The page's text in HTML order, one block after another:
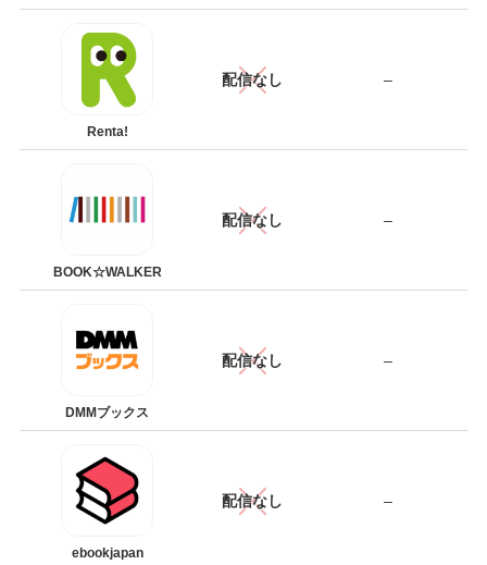
Renta!
配信なし –
BOOK☆WALKER
配信なし –
DMMブックス
配信なし –
ebookjapan
配信なし –